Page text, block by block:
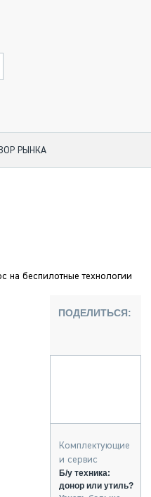
РЫНКА
ТЕХНИКА
ТЕХНИКА
на беспилотные технологии
ПОДЕЛИТЬСЯ:
Комплектующие
и сервис
Б/у техника:
донор или утиль?